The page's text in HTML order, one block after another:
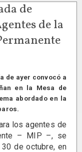
de
de la
de ayer convocó a
en la Mesa de
abordado en la
los agentes de
– MIP –, se
de octubre, en